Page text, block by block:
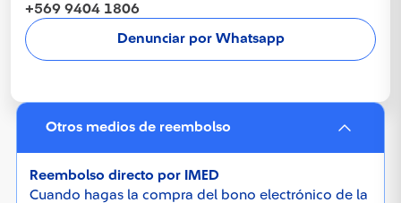
+569 9404 1806
Denunciar por Whatsapp
Otros medios de reembolso
Reembolso directo por IMED
Cuando hagas la compra del bono electrónico de la